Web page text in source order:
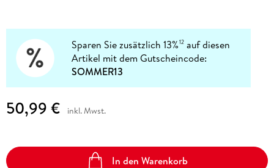
Sparen Sie zusätzlich 13%12 auf diesen
Artikel mit dem Gutscheincode:
SOMMER13
50,99 € inkl. Mwst.
In den Warenkorb